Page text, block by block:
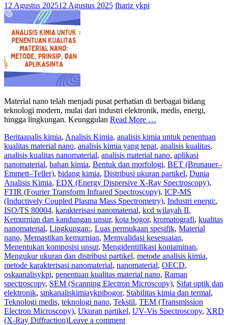
12 Agustus 202512 Agustus 2025 fhariz ykpi
Material nano telah menjadi pusat perhatian di berbagai bidang
teknologi modern, mulai dari industri elektronik, medis, energi,
hingga lingkungan. Keunggulan Read More …
Beritaanalis kimia, Analisis Kimia, analisis kimia untuk penentuan
kualitas material nano, analisis kimia yang tepat, analisis kualitas,
analisis kualitas nanomaterial, analisis material nano, aplikasi
nanomaterial, bahan kimia, Bentuk dan morfologi, BET (Brunauer–
Emmett–Teller), bidang kimia, Distribusi ukuran partikel, Dunia
Analisis Kimia, EDX (Energy Dispersive X-Ray Spectroscopy),
FTIR (Fourier Transform Infrared Spectroscopy), ICP-MS
(Inductively Coupled Plasma Mass Spectrometry), Industri energi:,
ISO/TS 80004, karakterisasi nanomaterial, kcd wilayah II,
Kemurnian dan kandungan unsur, kota bogor, kromatografi, kualitas
nanomaterial, Lingkungan:, Luas permukaan spesifik, Material
nano, Memastikan kemurnian, Memvalidasi kesesuaian,
Menentukan komposisi unsur, Mengidentifikasi kontaminan,
Mengukur ukuran dan distribusi partikel, metode analisis kimia,
metode karakterisasi nanomaterial, nanomaterial, OECD,
oskaanalisykpi, penentuan kualitas material nano, Raman
spectroscopy, SEM (Scanning Electron Microscopy), Sifat optik dan
elektronik, smkanaliskimiaykpibogor, Stabilitas kimia dan termal,
Teknologi medis, teknologi nano, Tekstil, TEM (Transmission
Electron Microscopy), Ukuran partikel, UV-Vis Spectroscopy, XRD
(X-Ray Diffraction)Leave a comment